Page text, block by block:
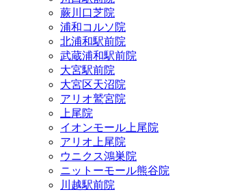
蕨川口芝院
浦和コルソ院
北浦和駅前院
武蔵浦和駅前院
大宮駅前院
大宮区天沼院
アリオ鷲宮院
上尾院
イオンモール上尾院
アリオ上尾院
ウニクス鴻巣院
ニットーモール熊谷院
川越駅前院